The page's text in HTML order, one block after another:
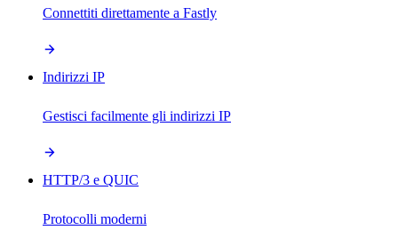
Connettiti direttamente a Fastly
Indirizzi IP
Gestisci facilmente gli indirizzi IP
HTTP/3 e QUIC
Protocolli moderni